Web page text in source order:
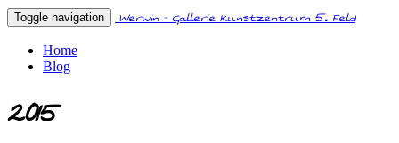
Toggle navigation Werwin - Gallerie Kunstzentrum 5. Feld
Home
Blog
2015